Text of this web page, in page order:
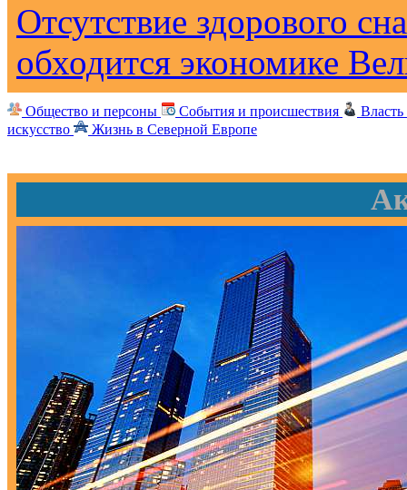
Отсутствие здорового
обходится экономике
Общество и персоны События и происшествия
искусство
Жизнь в Северной Европе